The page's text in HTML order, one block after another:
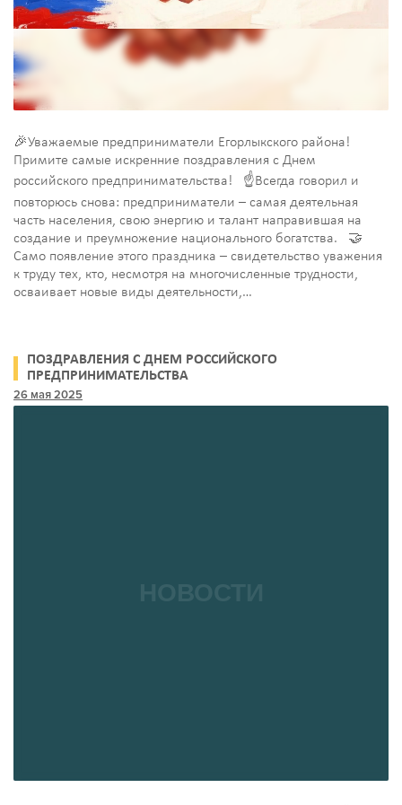
🎉Уважаемые предприниматели Егорлыкского района!
Примите самые искренние поздравления с Днем
российского предпринимательства! ☝Всегда говорил и
повторюсь снова: предприниматели – самая деятельная
часть населения, свою энергию и талант направившая на
создание и преумножение национального богатства. 🤝
Само появление этого праздника – свидетельство уважения
к труду тех, кто, несмотря на многочисленные трудности,
осваивает новые виды деятельности,…
ПОЗДРАВЛЕНИЯ С ДНЕМ РОССИЙСКОГО
ПРЕДПРИНИМАТЕЛЬСТВА
26 мая 2025